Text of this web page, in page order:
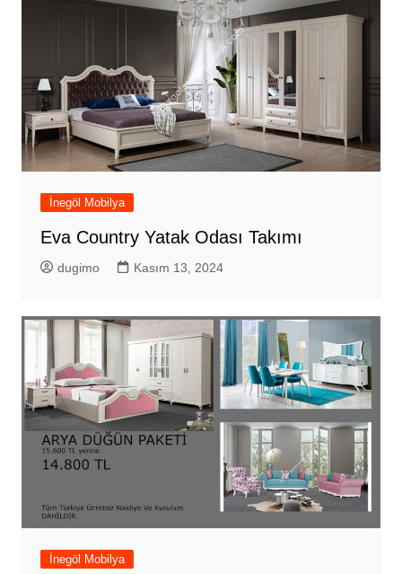
İnegöl Mobilya
Eva Country Yatak Odası Takımı
dugimo Kasım 13, 2024
İnegöl Mobilya